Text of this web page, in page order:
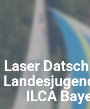
Laser
ILCA